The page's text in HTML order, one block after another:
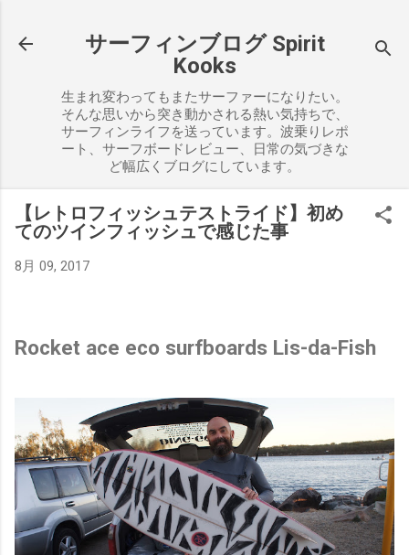
サーフィンブログ Spirit
Kooks
生まれ変わってもまたサーファーになりたい。
そんな思いから突き動かされる熱い気持ちで、
サーフィンライフを送っています。波乗りレポ
ート、サーフボードレビュー、日常の気づきな
ど幅広くブログにしています。
【レトロフィッシュテストライド】初め
てのツインフィッシュで感じた事
8月 09, 2017
Rocket ace eco surfboards Lis-da-Fish